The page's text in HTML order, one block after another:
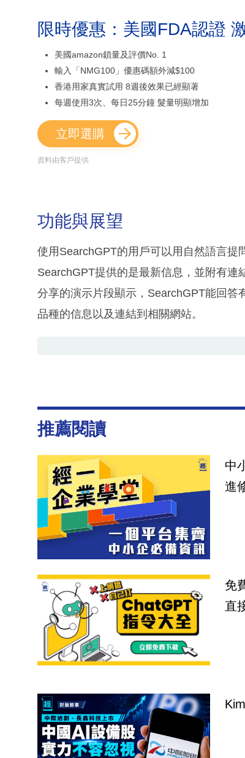
限時優惠：美國FDA認證
美國amazon鎖量及評價No. 1
輸入「NMG100」優惠碼額外減$100
香港用家真實試用 8週後效果已經顯著
每週使用3次、每日25分鐘 髮量明顯增加
立即選購
資料由客戶提供
功能與展望
使用SearchGPT的用戶可以用自然語言提
SearchGPT提供的是最新信息，並附有連
分享的演示片段顯示，SearchGPT能回
品種的信息以及連結到相關網站。
推薦閱讀
中
進
免
直